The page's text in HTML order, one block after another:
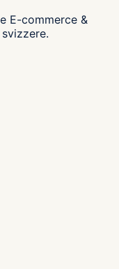
E-commerce &